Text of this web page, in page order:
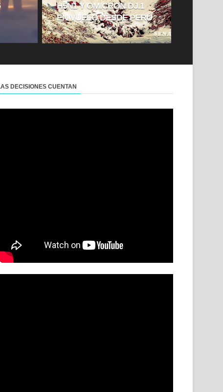
H5N1 Y OMICRON DJ.1
EN VUELO DESDE PERÚ
DECISIONES CUENTAN